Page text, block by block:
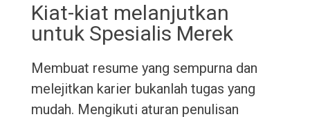
Kiat-kiat melanjutkan
untuk Spesialis Merek
Membuat resume yang sempurna dan
melejitkan karier bukanlah tugas yang
mudah. Mengikuti aturan penulisan